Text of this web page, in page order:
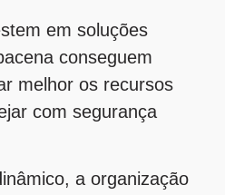
em soluções
conseguem
melhor os recursos
com segurança
a organização